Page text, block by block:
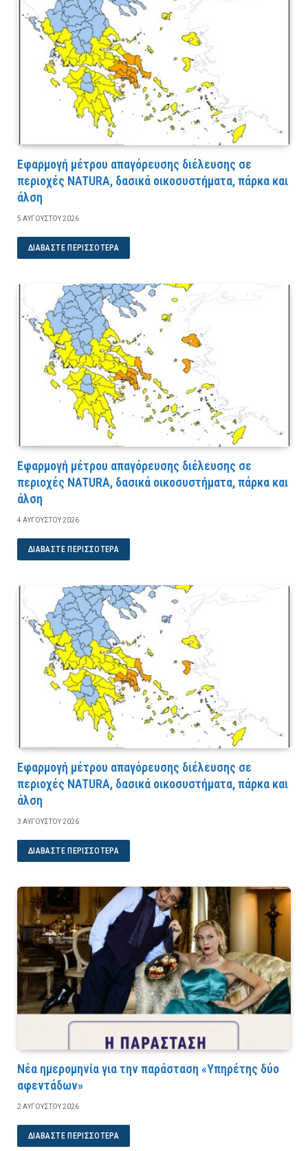
Εφαρμογή μέτρου απαγόρευσης διέλευσης σε
περιοχές NATURA, δασικά οικοσυστήματα, πάρκα και
άλση
5 ΑΥΓΟΎΣΤΟΥ 2026
ΔΙΑΒΆΣΤΕ ΠΕΡΙΣΣΌΤΕΡΑ
Εφαρμογή μέτρου απαγόρευσης διέλευσης σε
περιοχές NATURA, δασικά οικοσυστήματα, πάρκα και
άλση
4 ΑΥΓΟΎΣΤΟΥ 2026
ΔΙΑΒΆΣΤΕ ΠΕΡΙΣΣΌΤΕΡΑ
Εφαρμογή μέτρου απαγόρευσης διέλευσης σε
περιοχές NATURA, δασικά οικοσυστήματα, πάρκα και
άλση
3 ΑΥΓΟΎΣΤΟΥ 2026
ΔΙΑΒΆΣΤΕ ΠΕΡΙΣΣΌΤΕΡΑ
Νέα ημερομηνία για την παράσταση «Υπηρέτης δύο
αφεντάδων»
2 ΑΥΓΟΎΣΤΟΥ 2026
ΔΙΑΒΆΣΤΕ ΠΕΡΙΣΣΌΤΕΡΑ